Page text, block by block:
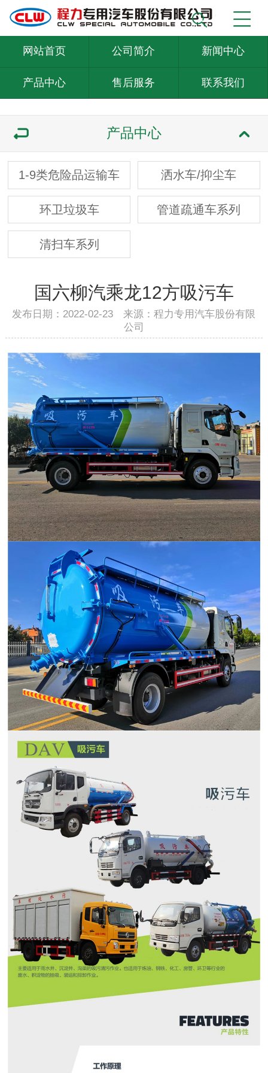
网站首页 公司简介 新闻中心
产品中心 售后服务 联系我们
产品中心
1-9类危险品运输车 洒水车/抑尘车
环卫垃圾车 管道疏通车系列
清扫车系列
国六柳汽乘龙12方吸污车
发布日期：2022-02-23 来源：程力专用汽车股份有限
公司